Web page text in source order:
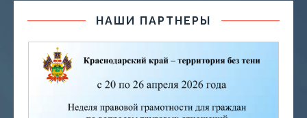
НАШИ ПАРТНЕРЫ